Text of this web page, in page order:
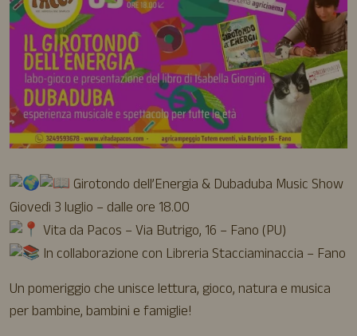
Girotondo dell’Energia & Dubaduba Music Show
Giovedì 3 luglio – dalle ore 18.00
Vita da Pacos – Via Butrigo, 16 – Fano (PU)
In collaborazione con Libreria Stacciaminaccia – Fano
Un pomeriggio che unisce lettura, gioco, natura e musica
per bambine, bambini e famiglie!